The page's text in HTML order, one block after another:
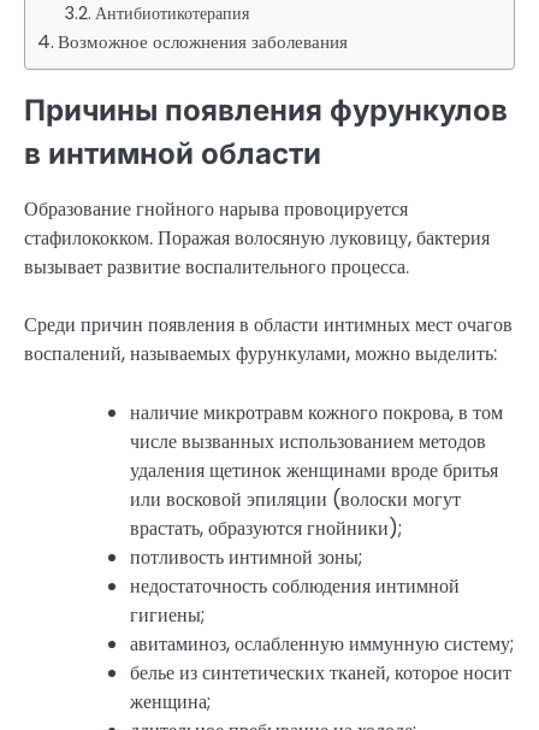
Антибиотикотерапия
Возможное осложнения заболевания
Причины появления фурункулов
в интимной области
Образование гнойного нарыва провоцируется
стафилококком. Поражая волосяную луковицу, бактерия
вызывает развитие воспалительного процесса.
Среди причин появления в области интимных мест очагов
воспалений, называемых фурункулами, можно выделить:
наличие микротравм кожного покрова, в том
числе вызванных использованием методов
удаления щетинок женщинами вроде бритья
или восковой эпиляции (волоски могут
врастать, образуются гнойники);
потливость интимной зоны;
недостаточность соблюдения интимной
гигиены;
авитаминоз, ослабленную иммунную систему;
белье из синтетических тканей, которое носит
женщина;